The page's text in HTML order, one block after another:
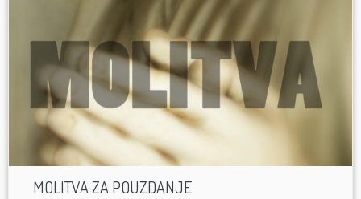
MOLITVA ZA POUZDANJE